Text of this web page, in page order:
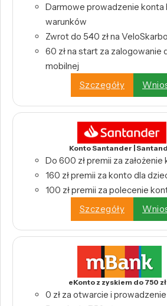
Darmowe prowadzenie konta
warunków
Zwrot do 540 zł na
60 zł na start za zalogowanie
mobilnej
Szczegóły
Konto Santander |
Do 600 zł premii za założenie
160 zł premii za konto dla
100 zł premii za polecenie
Szczegóły
eKonto z zyskiem do 750
0 zł za otwarcie i